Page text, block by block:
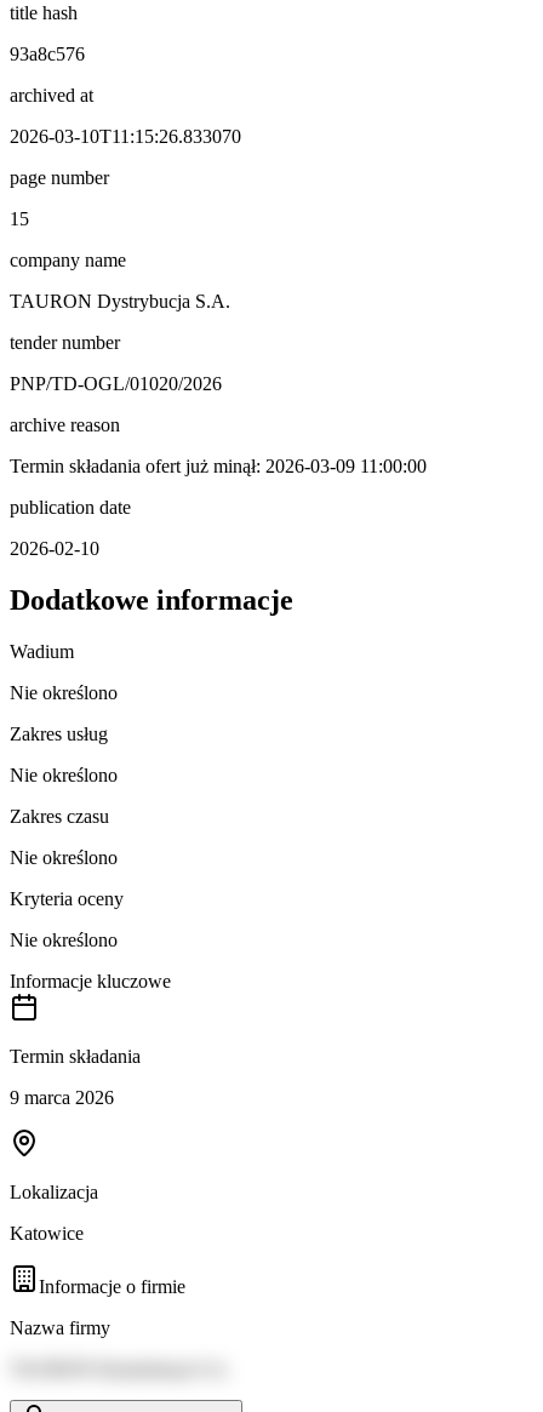
title hash
93a8c576
archived at
2026-03-10T11:15:26.833070
page number
15
company name
TAURON Dystrybucja S.A.
tender number
PNP/TD-OGL/01020/2026
archive reason
Termin składania ofert już minął: 2026-03-09 11:00:00
publication date
2026-02-10
Dodatkowe informacje
Wadium
Nie określono
Zakres usług
Nie określono
Zakres czasu
Nie określono
Kryteria oceny
Nie określono
Informacje kluczowe
Termin składania
9 marca 2026
Lokalizacja
Katowice
Informacje o firmie
Nazwa firmy